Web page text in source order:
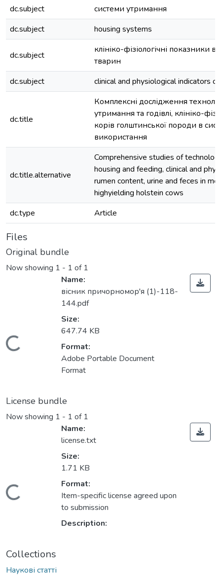
dc.subject
системи утримання
dc.subject
housing systems
dc.subject
клініко-фізіологічні показники
тварин
dc.subject
clinical and physiological indicators
dc.title
Комплексні дослідження
утримання та годівлі, клініко-
корів голштинської породи в
використання
dc.title.alternative
Comprehensive studies of
housing and feeding, clinical and
rumen content, urine and feces in
highyielding holstein cows
dc.type
Article
Files
Original bundle
Now showing 1 - 1 of 1
Name:
вісник причорномор'я (1)-118-
144.pdf
Size:
647.74 KB
Format:
Adobe Portable Document
Format
License bundle
Now showing 1 - 1 of 1
Name:
license.txt
Size:
1.71 KB
Format:
Item-specific license agreed upon
to submission
Description:
Collections
Наукові статті